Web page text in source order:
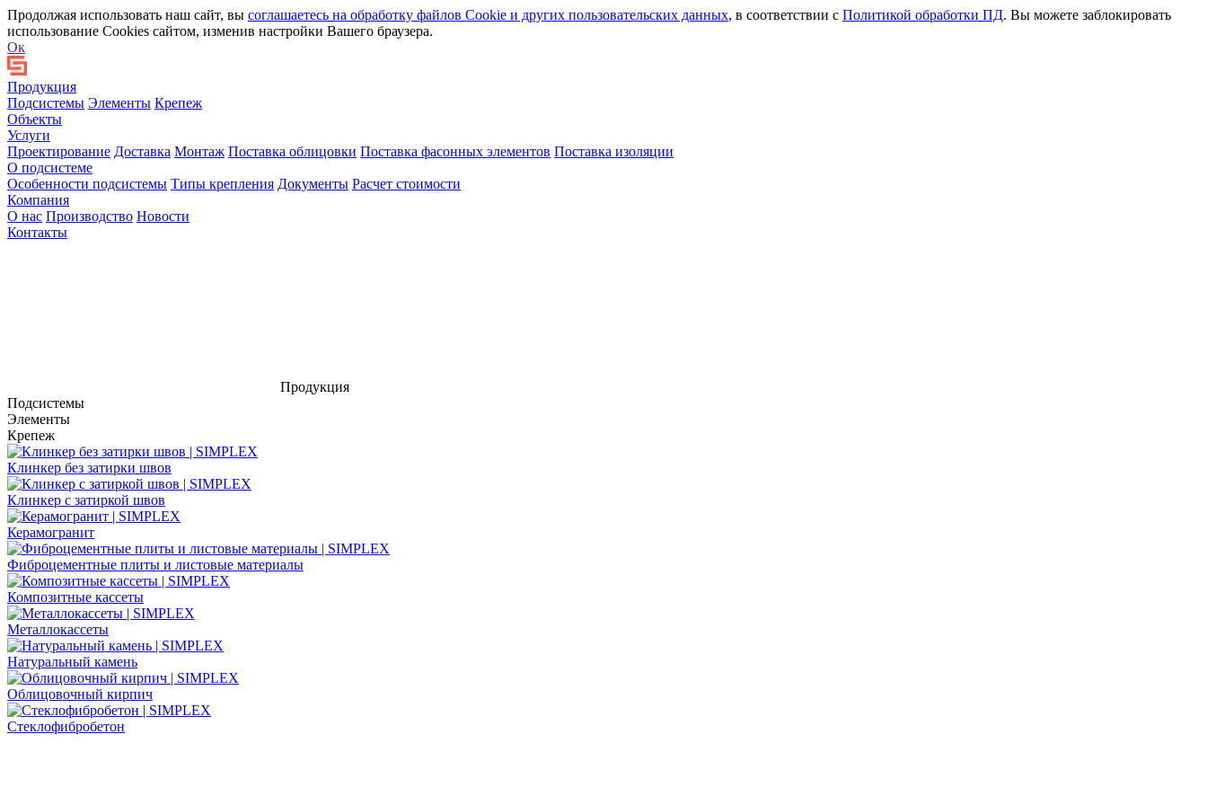
Продолжая использовать наш сайт, вы соглашаетесь на обработку файлов Сookie и других пользовательских данных, в соответствии с Политикой обработки ПД. Вы можете заблокировать
использование Cookies сайтом, изменив настройки Вашего браузера.
Ок
Продукция
Подсистемы Элементы Крепеж
Объекты
Услуги
Проектирование Доставка Монтаж Поставка облицовки Поставка фасонных элементов Поставка изоляции
О подсистеме
Особенности подсистемы Типы крепления Документы Расчет стоимости
Компания
О нас Производство Новости
Контакты
Продукция
Подсистемы
Элементы
Крепеж
Клинкер без затирки швов
Клинкер с затиркой швов
Керамогранит
Фиброцементные плиты и листовые материалы
Композитные кассеты
Металлокассеты
Натуральный камень
Облицовочный кирпич
Стеклофибробетон